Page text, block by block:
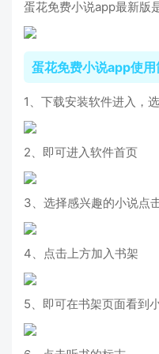
蛋花免费小说app最新版
蛋花免费小说app使用
1、下载安装软件进入，
2、即可进入软件首页
3、选择感兴趣的小说点
4、点击上方加入书架
5、即可在书架页面看到